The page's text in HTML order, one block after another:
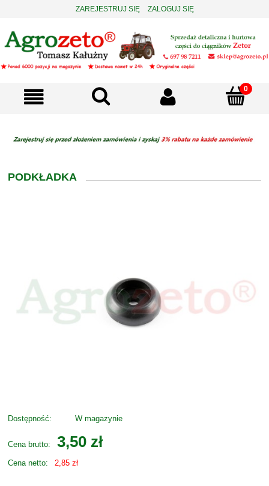
ZAREJESTRUJ SIĘ ZALOGUJ SIĘ
PODKŁADKA
Dostępność: W magazynie
Cena brutto: 3,50 zł
Cena netto: 2,85 zł